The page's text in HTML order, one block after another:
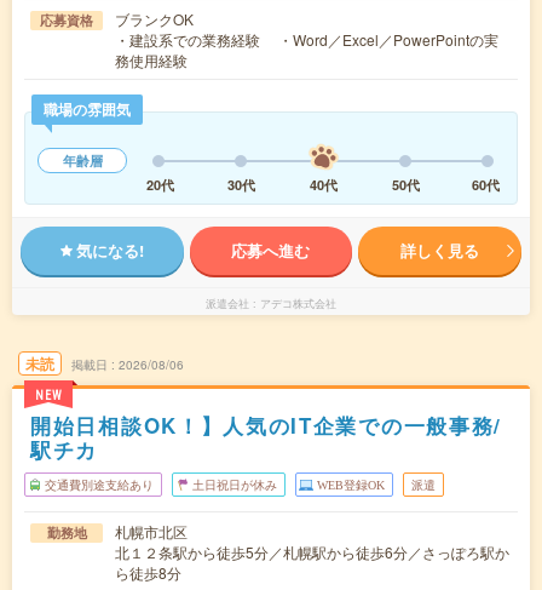
応募資格
ブランクOK
・建設系での業務経験 ・Word／Excel／PowerPointの実
務使用経験
職場の雰囲気
年齢層
20代
30代 40代 50代 60代
気になる! 応募へ進む 詳しく見る
派遣会社 アデコ株式会社
未読
NEW
掲載日 2026/08/06
開始日相談OK！】人気のIT企業での一般事務/
駅チカ
交通費別途支給あり 土日祝日が休み WEB登録OK 派遣
勤務地
札幌市北区
北１２条駅から徒歩5分／札幌駅から徒歩6分／さっぽろ駅か
ら徒歩8分